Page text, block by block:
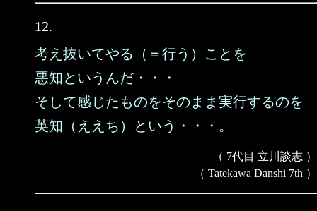
12.
考え抜いてやる（＝行う）ことを
悪知というんだ・・・
そして感じたものをそのまま実行するのを
英知（ええち）という・・・。
（ 7代目 立川談志 ）
（ Tatekawa Danshi 7th ）